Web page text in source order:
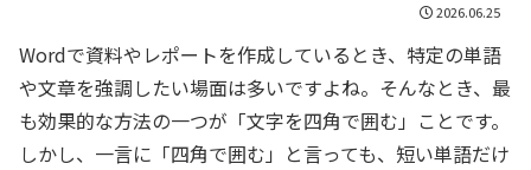
2026.06.25
Wordで資料やレポートを作成しているとき、特定の単語
や文章を強調したい場面は多いですよね。そんなとき、最
も効果的な方法の一つが「文字を四角で囲む」ことです。
しかし、一言に「四角で囲む」と言っても、短い単語だけ